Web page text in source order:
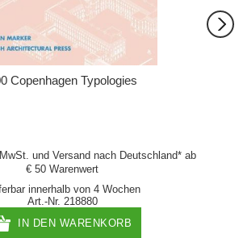
Copenhagen Typologies
und Versandnach Deutschland* ab
€ 50 Warenwert
innerhalb von 4 Wochen
Art.-Nr. 218880
IN DEN WARENKORB